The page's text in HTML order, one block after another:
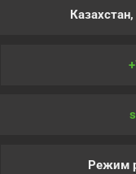
Режим